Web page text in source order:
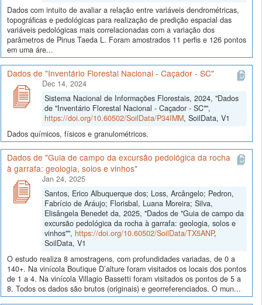
Dados com intuito de avaliar a relação entre variáveis dendrométricas,
topográficas e pedológicas para realização de predição espacial das
variáveis pedológicas mais correlacionadas com a variação dos
parâmetros de Pinus Taeda L. Foram amostrados 11 perfis e 126 pontos
em uma áre...
Dados de "Inventário Florestal Nacional - Caçador - SC"
Dec 14, 2024
Sistema Nacional de Informações Florestais, 2024, "Dados
de "Inventário Florestal Nacional - Caçador - SC"",
https://doi.org/10.60502/SoilData/P34IMM, SoilData, V1
Dados químicos, físicos e granulométricos.
Dados de "Guia de campo da excursão pedológica da rocha
à garrafa: geologia, solos e vinhos"
Jan 24, 2025
Santos, Erico Albuquerque dos; Loss, Arcângelo; Pedron,
Fabrício de Aráujo; Florisbal, Luana Moreira; Silva,
Elisângela Benedet da, 2025, "Dados de "Guia de campo da
excursão pedológica da rocha à garrafa: geologia, solos e
vinhos"", https://doi.org/10.60502/SoilData/TX5ANP,
SoilData, V1
O estudo realiza 8 amostragens, com profundidades variadas, de 0 a
140+. Na vinícola Boutique D’alture foram visitados os locais dos pontos
de 1 a 4. Na vinícola Villagio Bassetti foram visitados os pontos de 5 a
8. Todos os dados são brutos (originais) e georreferenciados. O mun...